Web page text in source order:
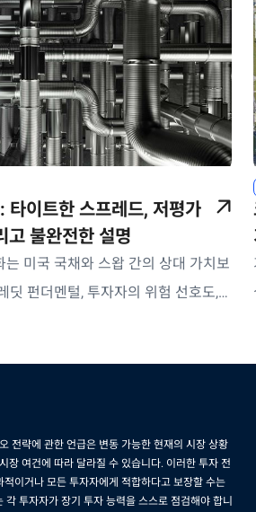
타이트한 스프레드, 저평가
고 불완전한 설명
는 미국 국채와 스왑 간의 상대 가치보
딧 펀더멘털, 투자자의 위험 선호도,
전략에 관한 언급은 변동 가능한 현재의 시장 상황
장 여건에 따라 달라질 수 있습니다. 이러한 투자 전
적이거나 모든 투자자에게 적합하다고 보장할 수는
각 투자자가 장기 투자 능력을 스스로 점검해야 합니